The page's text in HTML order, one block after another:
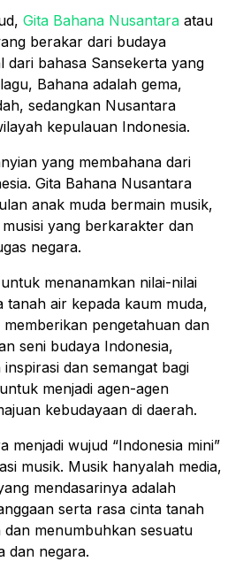
Gita Bahana Nusantara atau
berakar dari budaya
dari bahasa Sansekerta yang
Bahana adalah gema,
sedangkan Nusantara
kepulauan Indonesia.
yang membahana dari
Gita Bahana Nusantara
anak muda bermain musik,
yang berkarakter dan
negara.
menanamkan nilai-nilai
tanah air kepada kaum muda,
pengetahuan dan
seni budaya Indonesia,
dan semangat bagi
menjadi agen-agen
kebudayaan di daerah.
menjadi wujud “Indonesia mini”
musik. Musik hanyalah media,
mendasarinya adalah
serta rasa cinta tanah
menumbuhkan sesuatu
dan negara.